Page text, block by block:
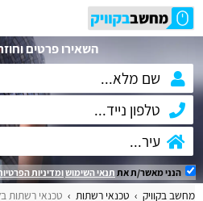
השאירו פרטים
הנני מאשר/ת את תנאי השימושומדיניות
מחשב בקוויק טכנאי רשתות טכנאי רשתות